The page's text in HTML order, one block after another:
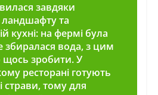
завдяки
та
кухні: на фермі була
збиралася вода, з цим
щось зробити. У
ресторані готують
страви, тому для